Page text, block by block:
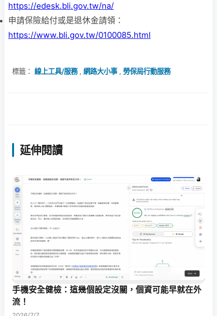
https://edesk.bli.gov.tw/na/
申請保險給付或是退休金請領：
https://www.bli.gov.tw/0100085.html
標籤： 線上工具/服務, 網路大小事, 勞保局行動服務
延伸閱讀
手機安全健檢：這幾個設定沒關，個資可能早就在外
流！